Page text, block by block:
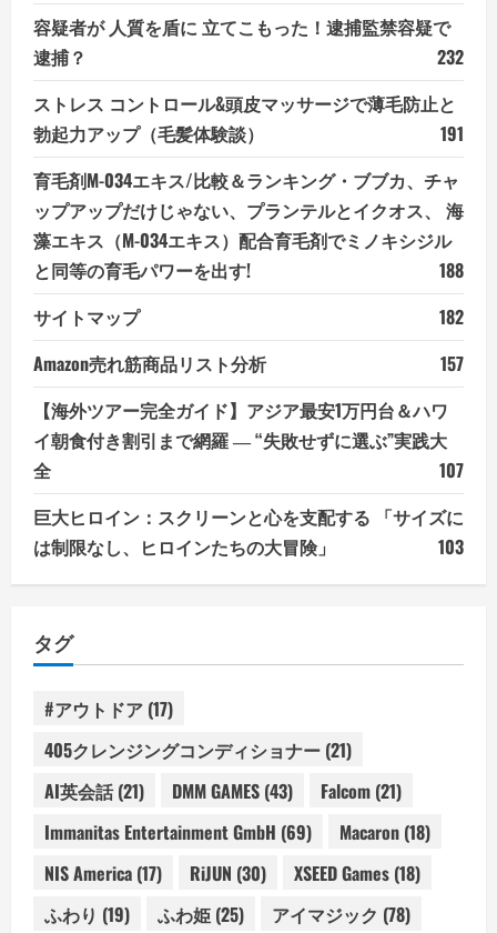
容疑者が 人質を盾に 立てこもった！逮捕監禁容疑で
逮捕？
232
ストレス コントロール&頭皮マッサージで薄毛防止と
勃起力アップ（毛髪体験談）
191
育毛剤M-034エキス/比較＆ランキング・ブブカ、チャ
ップアップだけじゃない、プランテルとイクオス、 海
藻エキス（M-034エキス）配合育毛剤でミノキシジル
と同等の育毛パワーを出す!
188
サイトマップ
182
Amazon売れ筋商品リスト分析
157
【海外ツアー完全ガイド】アジア最安1万円台＆ハワ
イ朝食付き割引まで網羅 ― “失敗せずに選ぶ”実践大
全
107
巨大ヒロイン：スクリーンと心を支配する 「サイズに
は制限なし、ヒロインたちの大冒険」
103
タグ
#アウトドア (17)
405クレンジングコンディショナー (21)
AI英会話(21) DMM GAMES (43) Falcom (21)
Immanitas Entertainment GmbH (69) Macaron (18)
NIS America (17) RiJUN (30) XSEED Games (18)
ふわり (19) ふわ姫 (25) アイマジック (78)